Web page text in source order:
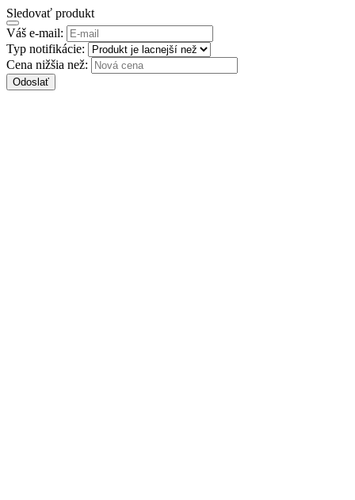
Sledovať produkt
Váš e-mail:
Typ notifikácie:
Cena nižšia než:
Odoslať